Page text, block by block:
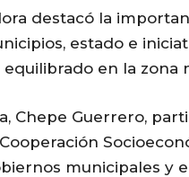
destacó la
estado e
en la zona
Chepe Guerrero,
municipales y